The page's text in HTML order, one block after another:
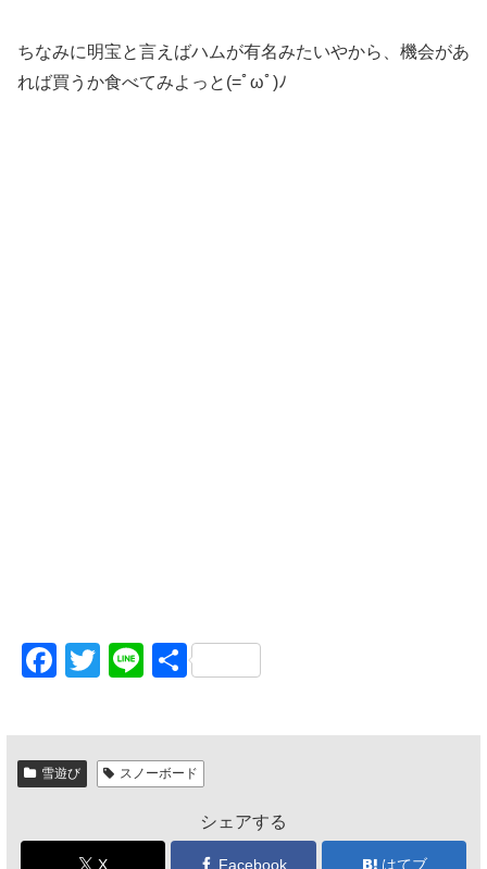
ちなみに明宝と言えばハムが有名みたいやから、機会があ
れば買うか食べてみよっと(=ﾟωﾟ)ﾉ
F
c
e
b
o
T
tt
er
Li
e
共
雪遊び スノーボード
シェアする
X Facebook はてブ